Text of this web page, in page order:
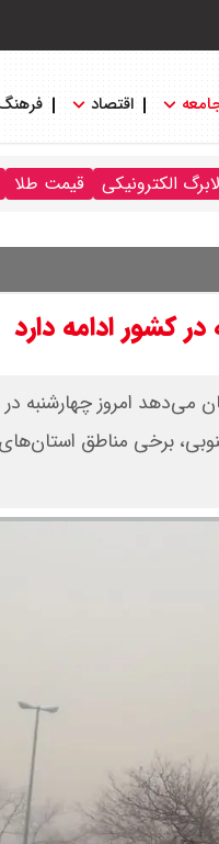
اقتصاد
الکترونیکی قیمت طلا
کشور ادامه دارد
امروز چهارشنبه در
برخی مناطق استان‌های